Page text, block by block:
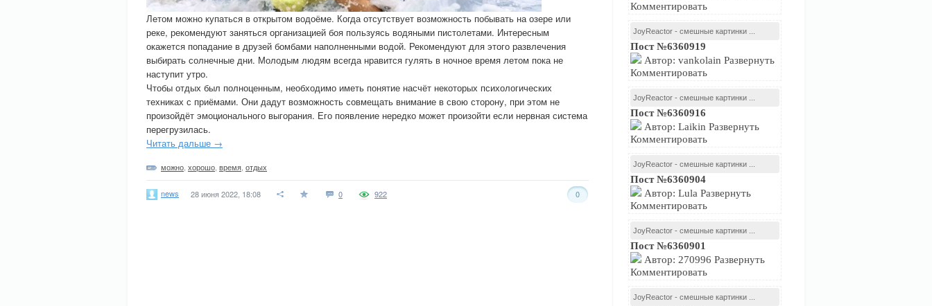
Комментировать
JoyReactor - смешные картинки ...
Пост №6360919
Автор: vankolain Развернуть
Комментировать
JoyReactor - смешные картинки ...
Пост №6360916
Автор: Laikin Развернуть
Комментировать
JoyReactor - смешные картинки ...
Пост №6360904
Автор: Lula Развернуть
Комментировать
JoyReactor - смешные картинки ...
Пост №6360901
Автор: 270996 Развернуть
Комментировать
JoyReactor - смешные картинки ...
Летом можно купаться в открытом водоёме. Когда отсутствует возможность побывать на озере или
реке, рекомендуют заняться организацией боя пользуясь водяными пистолетами. Интересным
окажется попадание в друзей бомбами наполненными водой. Рекомендуют для этого развлечения
выбирать солнечные дни. Молодым людям всегда нравится гулять в ночное время летом пока не
наступит утро.
Чтобы отдых был полноценным, необходимо иметь понятие насчёт некоторых психологических
техниках с приёмами. Они дадут возможность совмещать внимание в свою сторону, при этом не
произойдёт эмоционального выгорания. Его появление нередко может произойти если нервная система
перегрузилась.
Читать дальше →
можно хорошо время отдых
news 28 июня 2022, 18:08 0 0
922